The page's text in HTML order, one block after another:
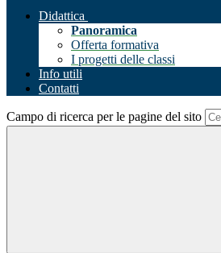
Didattica
Panoramica
Offerta formativa
I progetti delle classi
Info utili
Contatti
Campo di ricerca per le pagine del sito